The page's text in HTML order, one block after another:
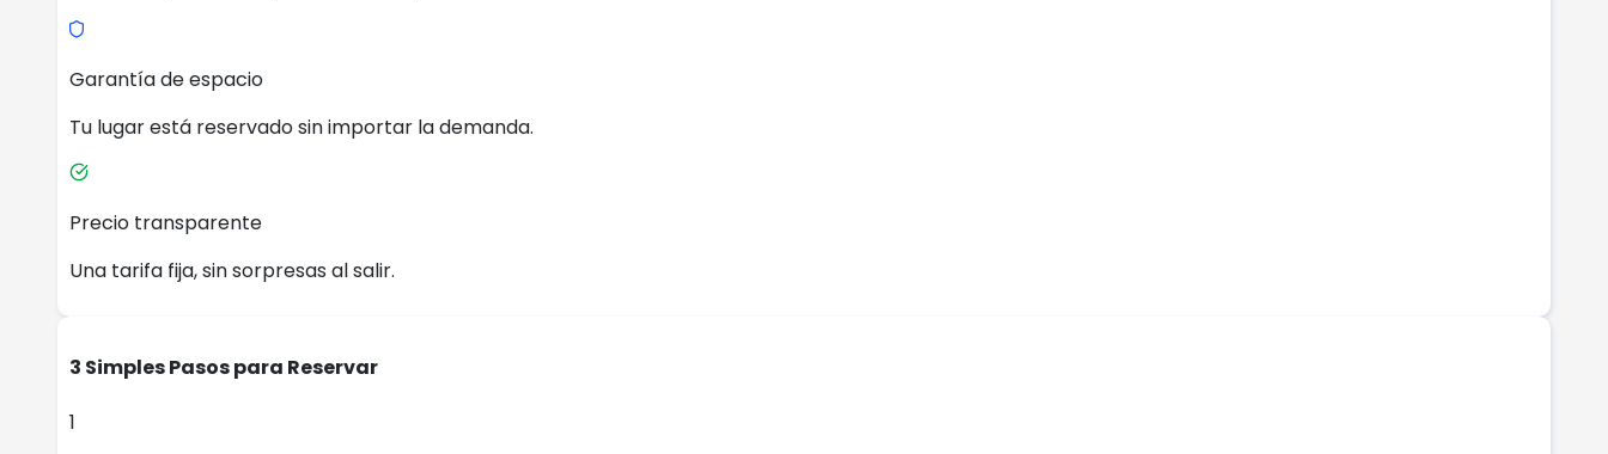
Garantía de espacio
Tu lugar está reservado sin importar la demanda.
Precio transparente
Una tarifa fija, sin sorpresas al salir.
3 Simples Pasos para Reservar
1